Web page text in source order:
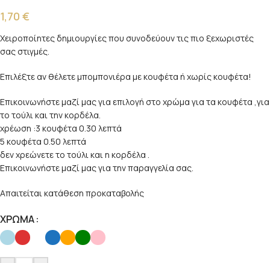
1,70 €
Χειροποίητες δημιουργίες που συνοδεύουν τις πιο ξεχωριστές
σας στιγμές.
Επιλέξτε αν θέλετε μπομπονιέρα με κουφέτα ή χωρίς κουφέτα!
Επικοινωνήστε μαζί μας για επιλογή στο χρώμα για τα κουφέτα ,για
το τούλι και την κορδέλα.
χρέωση :3 κουφέτα 0.30 λεπτά
5 κουφέτα 0.50 λεπτά
δεν χρεώνετε το τούλι και η κορδέλα .
Επικοινωνήστε μαζί μας για την παραγγελία σας.
Απαιτείται κατάθεση προκαταβολής
ΧΡΩΜΑ